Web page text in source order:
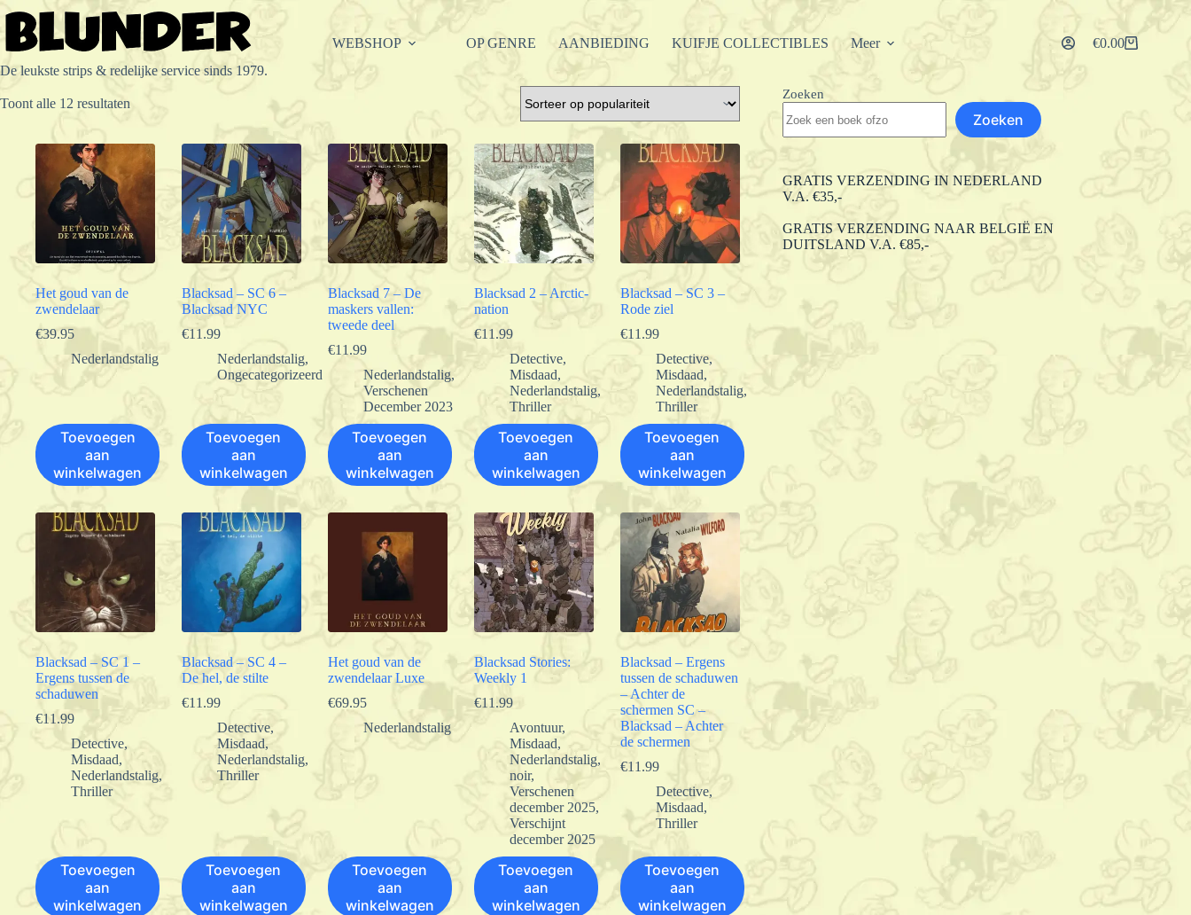
Ga
naar
inhoud
De leukste strips & redelijke service sinds 1979.
WEBSHOP OP GENRE AANBIEDING KUIFJE COLLECTIBLES Meer Winkelwagen
€0.00
Toont alle 12 resultaten
Het goud van de
zwendelaar
€39.95
Nederlandstalig
Toevoegen
aan
winkelwagen
Blacksad – SC 6 –
Blacksad NYC
€11.99
Nederlandstalig,
Ongecategorizeerd
Toevoegen
aan
winkelwagen
Blacksad 7 – De
maskers vallen:
tweede deel
€11.99
Nederlandstalig,
Verschenen
December 2023
Toevoegen
aan
winkelwagen
Blacksad 2 – Arctic-
nation
€11.99
Detective,
Misdaad,
Nederlandstalig,
Thriller
Toevoegen
aan
winkelwagen
Blacksad – SC 3 –
Rode ziel
€11.99
Detective,
Misdaad,
Nederlandstalig,
Thriller
Toevoegen
aan
winkelwagen
Blacksad – SC 1 –
Ergens tussen de
schaduwen
€11.99
Detective,
Misdaad,
Nederlandstalig,
Thriller
Toevoegen
aan
winkelwagen
Blacksad – SC 4 –
De hel, de stilte
€11.99
Detective,
Misdaad,
Nederlandstalig,
Thriller
Toevoegen
aan
winkelwagen
Het goud van de
zwendelaar Luxe
€69.95
Nederlandstalig
Toevoegen
aan
winkelwagen
Blacksad Stories:
Weekly 1
€11.99
Avontuur,
Misdaad,
Nederlandstalig,
noir,
Verschenen
december 2025,
Verschijnt
december 2025
Toevoegen
aan
winkelwagen
Blacksad – Ergens
tussen de schaduwen
– Achter de
schermen SC –
Blacksad – Achter
de schermen
€11.99
Detective,
Misdaad,
Thriller
Toevoegen
aan
winkelwagen
Zoeken
Zoeken
GRATIS VERZENDING IN NEDERLAND
V.A. €35,-
GRATIS VERZENDING NAAR BELGIË EN
DUITSLAND V.A. €85,-